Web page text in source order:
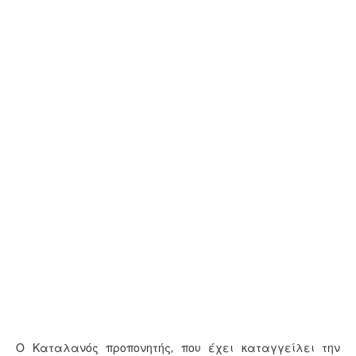
Ο Καταλανός προπονητής, που έχει καταγγείλει την